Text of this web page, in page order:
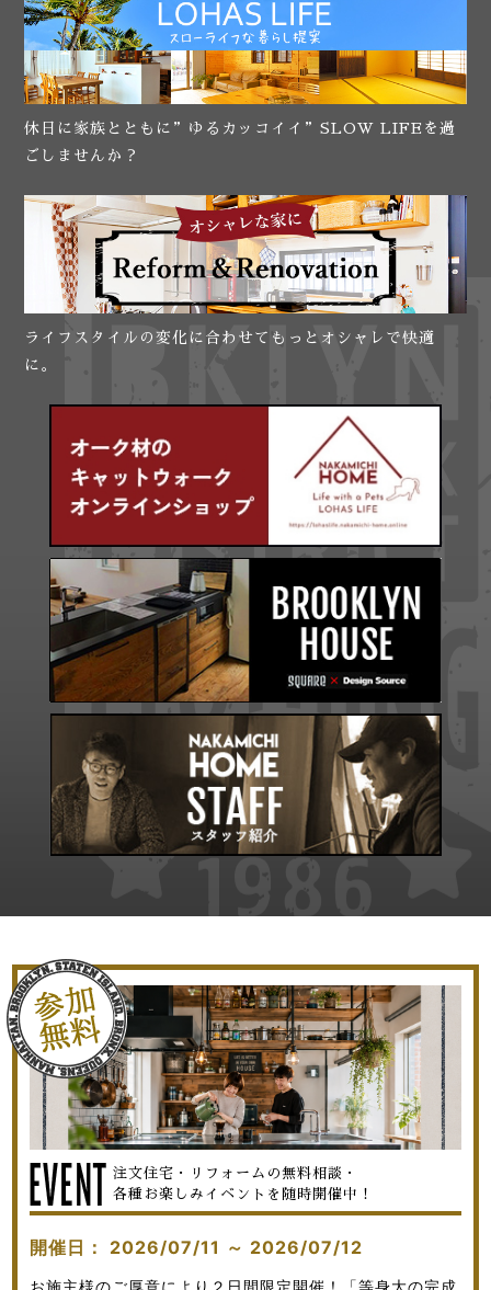
休日に家族とともに”ゆるカッコイイ”SLOW LIFEを過
ごしませんか？
ライフスタイルの変化に合わせてもっとオシャレで快適
に。
注文住宅・リフォームの無料相談・
各種お楽しみイベントを随時開催中！
開催日： 2026/07/11 ～ 2026/07/12